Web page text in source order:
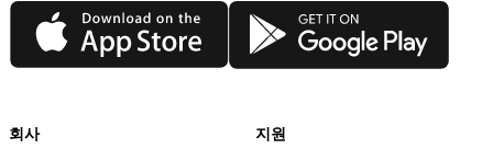
App Store Google Play
회사 지원